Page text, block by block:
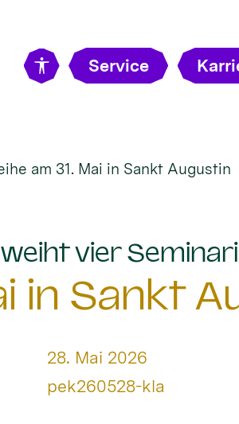
Service
am 31. Mai in Sankt Augustin
vier
in Sankt
Datum:
28. Mai 2026
Von:
pek260528-kla